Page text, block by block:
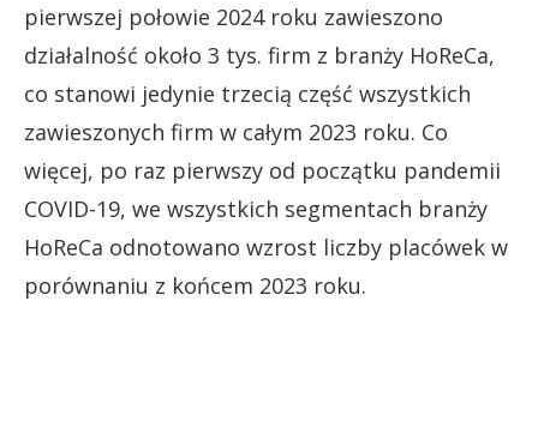
pierwszej połowie 2024 roku zawieszono
działalność około 3 tys. firm z branży HoReCa,
co stanowi jedynie trzecią część wszystkich
zawieszonych firm w całym 2023 roku. Co
więcej, po raz pierwszy od początku pandemii
COVID-19, we wszystkich segmentach branży
HoReCa odnotowano wzrost liczby placówek w
porównaniu z końcem 2023 roku.